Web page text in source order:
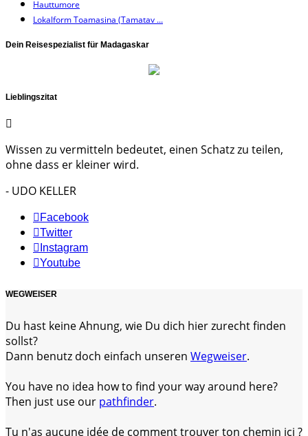
Hauttumore
Lokalform Toamasina (Tamatav ...
Dein Reisespezialist für Madagaskar
Lieblingszitat
Wissen zu vermitteln bedeutet, einen Schatz zu teilen,
ohne dass er kleiner wird.
- UDO KELLER
Facebook
Twitter
Instagram
Youtube
WEGWEISER
Du hast keine Ahnung, wie Du dich hier zurecht finden
sollst?
Dann benutz doch einfach unseren Wegweiser.
You have no idea how to find your way around here?
Then just use our pathfinder.
Tu n'as aucune idée de comment trouver ton chemin ici ?